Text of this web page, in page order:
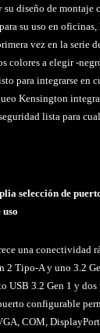
su diseño de montaje
su uso en
vez en la serie
colores a elegir -
para integrarse en
Kensington
lista para
selección de
una conectividad
2 Tipo-A y uno 3.2
USB 3.2 Gen 1 y
configurable
COM,